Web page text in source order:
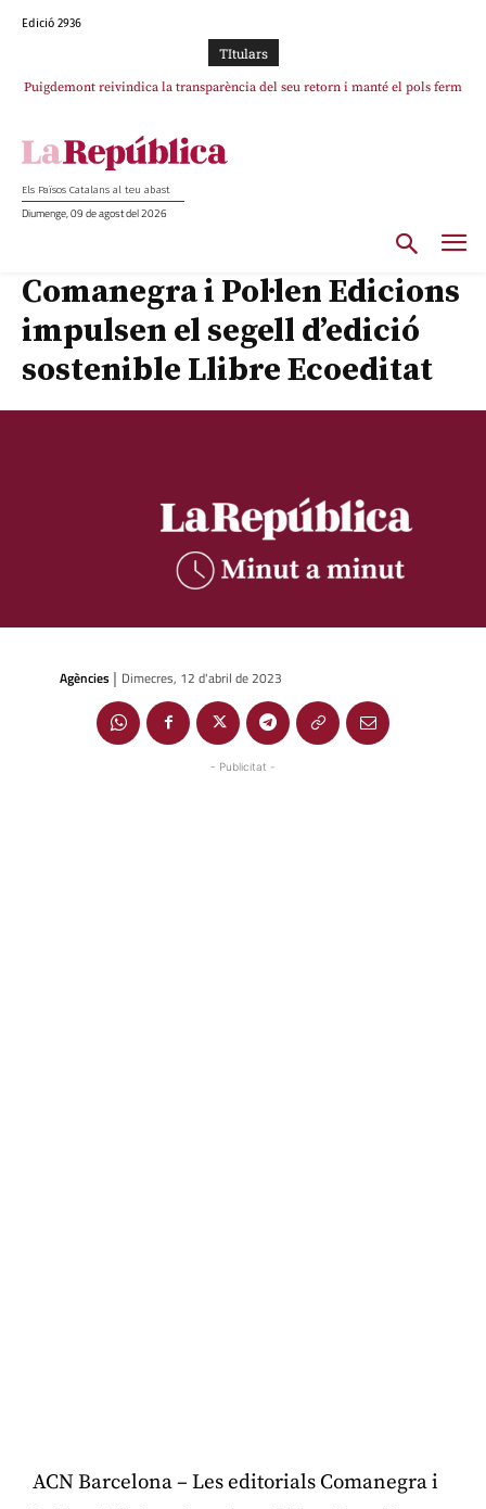
Edició 2936
TItulars
Puigdemont reivindica la transparència del seu retorn i manté el pols ferm
Els Països Catalans al teu abast
Diumenge, 09 de agost del 2026
Comanegra i Pol·len Edicions
impulsen el segell d’edició
sostenible Llibre Ecoeditat
Agències | Dimecres, 12 d'abril de 2023
- Publicitat -
ACN Barcelona – Les editorials Comanegra i